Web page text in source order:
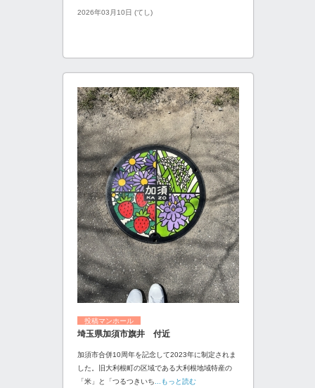
2026年03月10日 (てし)
投稿マンホール
埼玉県加須市旗井 付近
加須市合併10周年を記念して2023年に制定されま
した。旧大利根町の区域である大利根地域特産の
「米」と「つるつきいち ...もっと読む